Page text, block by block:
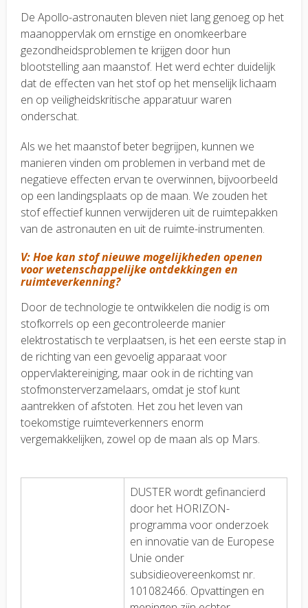
De Apollo-astronauten bleven niet lang genoeg op het
maanoppervlak om ernstige en onomkeerbare
gezondheidsproblemen te krijgen door hun
blootstelling aan maanstof. Het werd echter duidelijk
dat de effecten van het stof op het menselijk lichaam
en op veiligheidskritische apparatuur waren
onderschat.
Als we het maanstof beter begrijpen, kunnen we
manieren vinden om problemen in verband met de
negatieve effecten ervan te overwinnen, bijvoorbeeld
op een landingsplaats op de maan. We zouden het
stof effectief kunnen verwijderen uit de ruimtepakken
van de astronauten en uit de ruimte-instrumenten.
V: Hoe kan stof nieuwe mogelijkheden openen
voor wetenschappelijke ontdekkingen en
ruimteverkenning?
Door de technologie te ontwikkelen die nodig is om
stofkorrels op een gecontroleerde manier
elektrostatisch te verplaatsen, is het een eerste stap in
de richting van een gevoelig apparaat voor
oppervlaktereiniging, maar ook in de richting van
stofmonsterverzamelaars, omdat je stof kunt
aantrekken of afstoten. Het zou het leven van
toekomstige ruimteverkenners enorm
vergemakkelijken, zowel op de maan als op Mars.
DUSTER wordt gefinancierd
door het HORIZON-
programma voor onderzoek
en innovatie van de Europese
Unie onder
subsidieovereenkomst nr.
101082466. Opvattingen en